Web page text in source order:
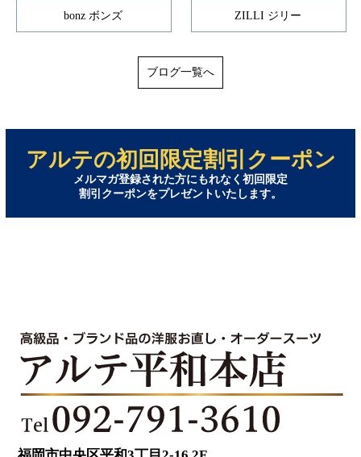
bonz ボンズ ZILLI ジリー
ブログ一覧へ
アルテの初回限定割引クーポン
メルマガ登録された方にもれなく初回限定
割引クーポンをプレゼントいたします。